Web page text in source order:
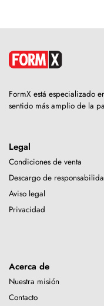
FormX está especializado
sentido más amplio de la
Legal
Condiciones de venta
Descargo de
Aviso legal
Privacidad
Acerca de
Nuestra misión
Contacto